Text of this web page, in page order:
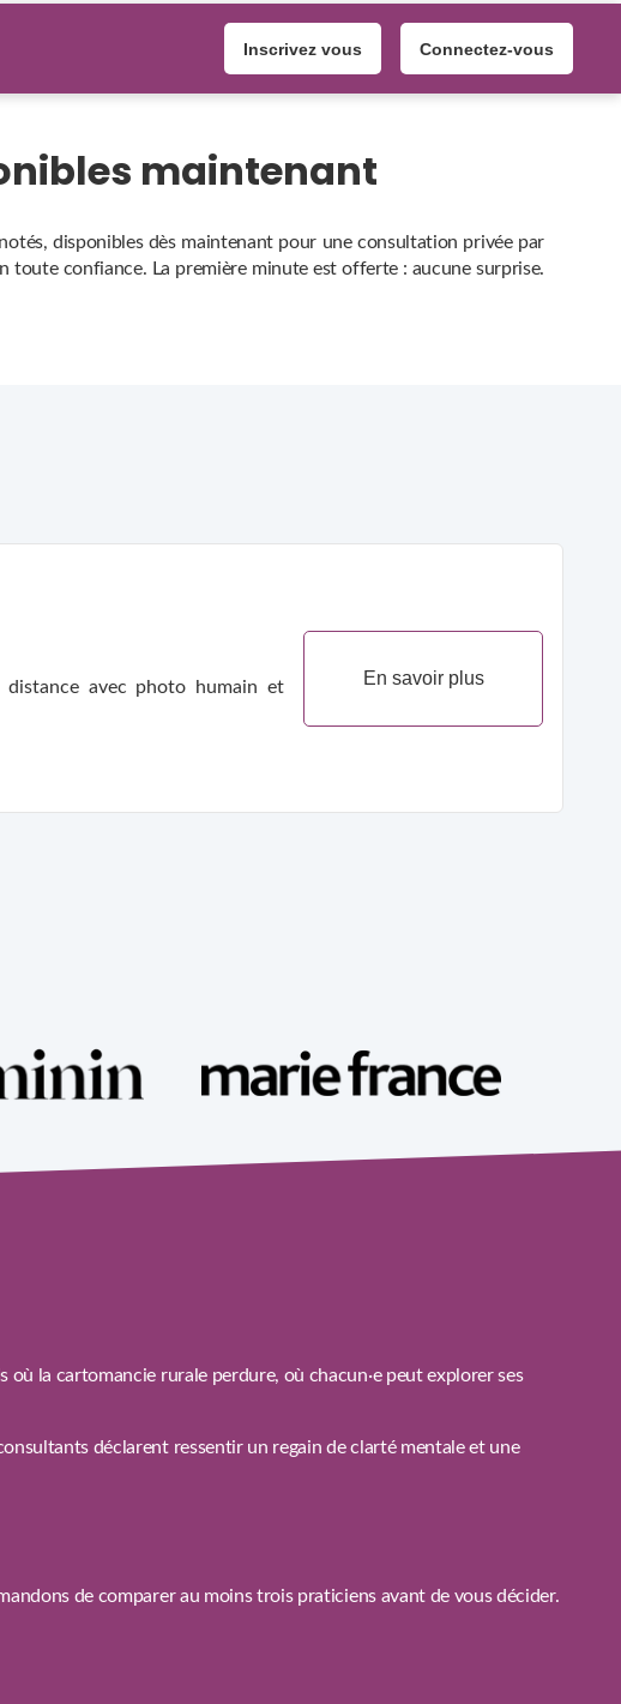
Inscrivez vous Connectez-vous
maintenant
disponibles dès maintenant pour une consultation privée par
toute confiance. La première minute est offerte : aucune surprise.
avec photo humain et
En savoir plus
la cartomancie rurale perdure, où chacun·e peut explorer ses
déclarent ressentir un regain de clarté mentale et une
de comparer au moins trois praticiens avant de vous décider.